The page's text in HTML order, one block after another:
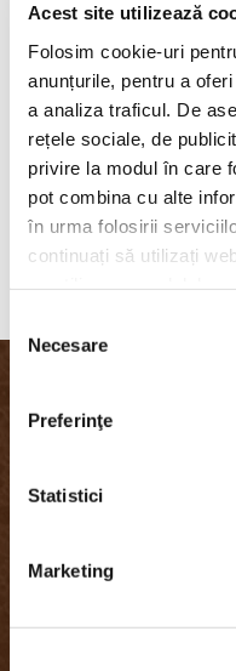
Acest site utilizează
Folosim cookie-uri
anunțurile, pentru a
a analiza traficul. De
rețele sociale, de
privire la modul în care
pot combina cu alte
în urma folosirii
continuați să utilizați
consimțământului
Necesare
Preferinţe
Statistici
Marketing
STARCARD
Card Avantaj
BDR Finance
Cosul meu